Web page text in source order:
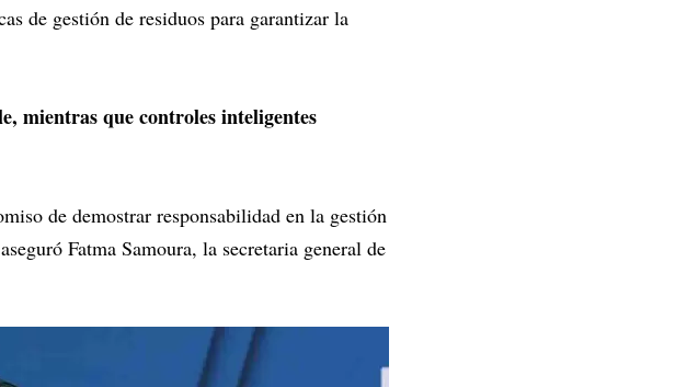
de gestión de residuos para garantizar la
mientras que controles inteligentes
de demostrar responsabilidad en la gestión
Fatma Samoura, la secretaria general de